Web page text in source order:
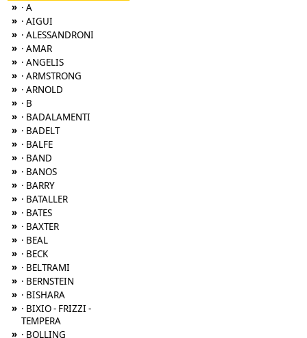
» · A
» · AIGUI
» · ALESSANDRONI
» · AMAR
» · ANGELIS
» · ARMSTRONG
» · ARNOLD
» · B
» · BADALAMENTI
» · BADELT
» · BALFE
» · BAND
» · BANOS
» · BARRY
» · BATALLER
» · BATES
» · BAXTER
» · BEAL
» · BECK
» · BELTRAMI
» · BERNSTEIN
» · BISHARA
» · BIXIO - FRIZZI -
TEMPERA
» · BOLLING